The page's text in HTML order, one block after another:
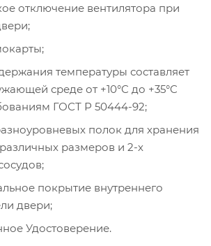
отключение вентилятора при
температуры составляет
среде от +10°C до +35°C
ГОСТ Р 50444-92;
полок для хранения
размеров и 2-х
покрытие внутреннего
двери;
Удостоверение.